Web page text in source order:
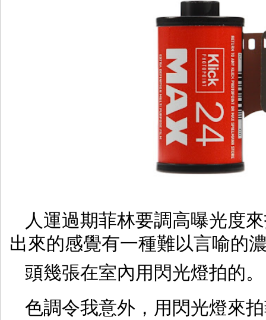
人運過期菲林要調高曝光度
出來的感覺有一種難以言喻的
頭幾張在室內用閃光燈拍的。
色調令我意外，用閃光燈來